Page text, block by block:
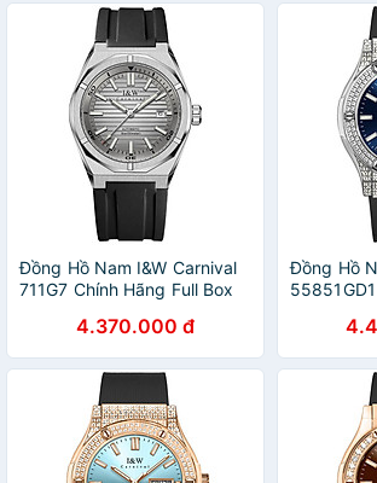
Đồng Hồ Nam I&W Carnival
711G7 Chính Hãng Full Box
Xước Dây Thép Cao Cấp
BH24T (Máy Cơ Tự Động)
4.370.000 đ
Đồng Hồ
Chống
Cấp BH
Động)